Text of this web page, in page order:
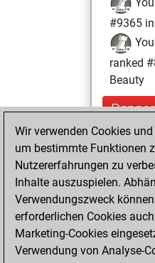
#9365
ranked
Beauty
Februar
your
Freitag,
Wir verwenden Cookies
um bestimmte Funktionen
Nutzererfahrungen zu
Inhalte auszuspielen.
Verwendungszweck
erforderlichen Cookies
Marketing-Cookies
Verwendung von Analyse-